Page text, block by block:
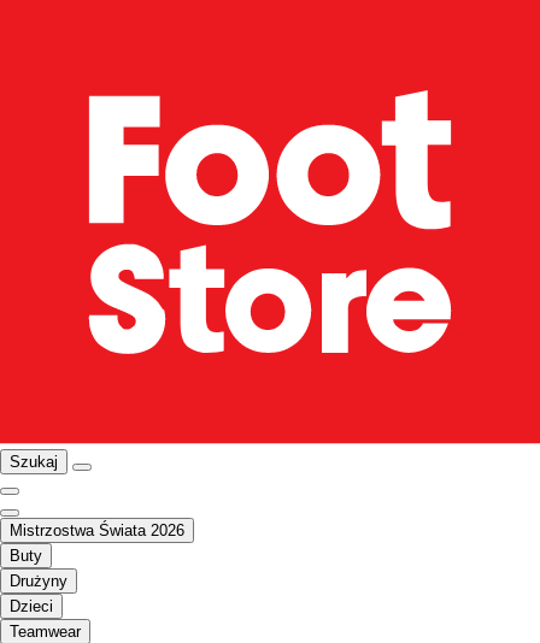
Szukaj
Mistrzostwa Świata 2026
Buty
Drużyny
Dzieci
Teamwear